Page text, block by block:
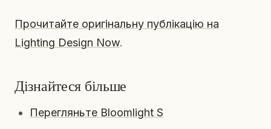
Прочитайте оригінальну публікацію на
Lighting Design Now.
Дізнайтеся більше
Перегляньте Bloomlight S